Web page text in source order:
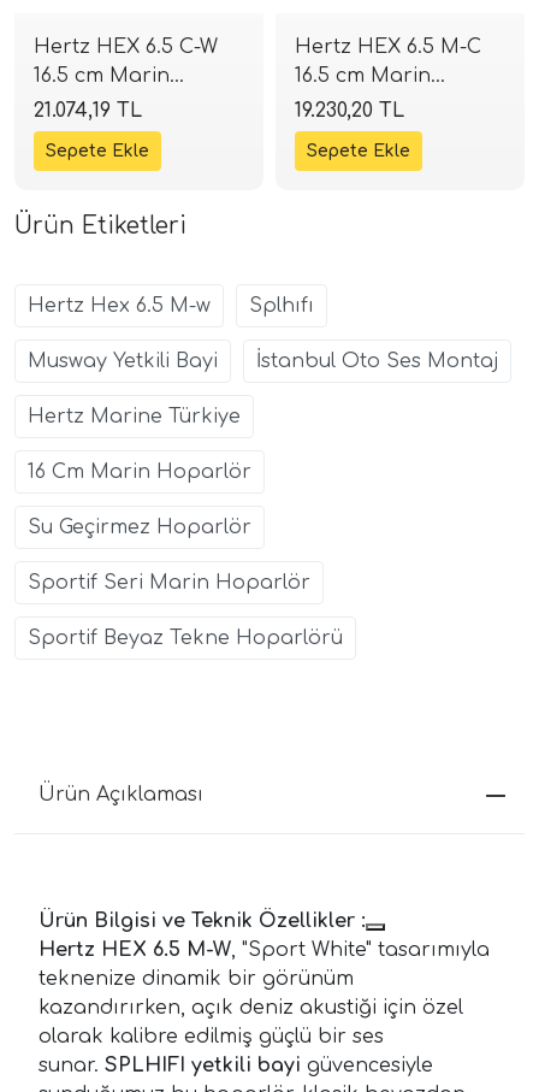
Hertz HEX 6.5 C-W
16.5 cm Marin
Hoparlör | 100W
Beyaz | SPLHIFI
21.074,19 TL
Hertz HEX 6.5 M-C
16.5 cm Marin
Hoparlör | 100W
Siyah | SPLHIFI
19.230,20 TL
Ürün Etiketleri
Hertz Hex 6.5 M-w Splhıfı
Musway Yetkili Bayi İstanbul Oto Ses Montaj
Hertz Marine Türkiye
16 Cm Marin Hoparlör
Su Geçirmez Hoparlör
Sportif Seri Marin Hoparlör
Sportif Beyaz Tekne Hoparlörü
Ürün Açıklaması
Ürün Bilgisi ve Teknik Özellikler :
Hertz HEX 6.5 M-W, "Sport White" tasarımıyla
teknenize dinamik bir görünüm
kazandırırken, açık deniz akustiği için özel
olarak kalibre edilmiş güçlü bir ses
sunar. SPLHIFI yetkili bayi güvencesiyle